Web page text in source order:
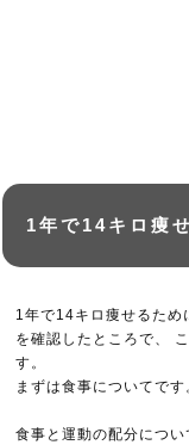
1年で14キロ痩
1年で14キロ痩せるため
を確認したところで、
す。
まずは食事についてです
食事と運動の配分につ